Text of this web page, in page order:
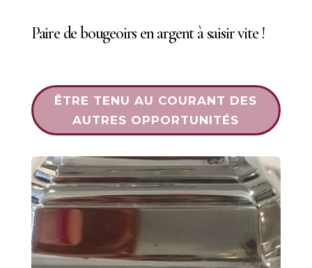
Paire de bougeoirs en argent à saisir vite !
ÊTRE TENU AU COURANT DES
AUTRES OPPORTUNITÉS